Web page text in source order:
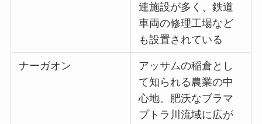
連施設が多く、鉄道
車両の修理工場など
も設置されている
ナーガオン
アッサムの稲倉とし
て知られる農業の中
心地。肥沃なブラマ
プトラ川流域に広が